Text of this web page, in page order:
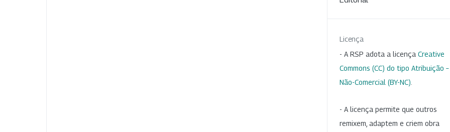
Licença
- A RSP adota a licença Creative
Commons (CC) do tipo Atribuição
Não-Comercial (BY-NC)
- A licença permite que outros
remixem, adaptem e criem obra